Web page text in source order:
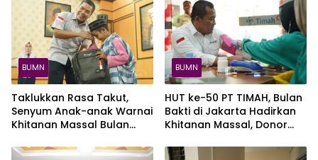
BUMN
Taklukkan Rasa Takut,
Senyum Anak-anak Warnai
Khitanan Massal Bulan
di Kundur
BUMN
HUT ke-50 PT TIMAH, Bulan
Bakti di Jakarta Hadirkan
Khitanan Massal, Donor
Kesehatan Gratis